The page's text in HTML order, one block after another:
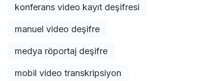
konferans video kayıt deşifresi
manuel video deşifre
medya röportaj deşifre
mobil video transkripsiyon